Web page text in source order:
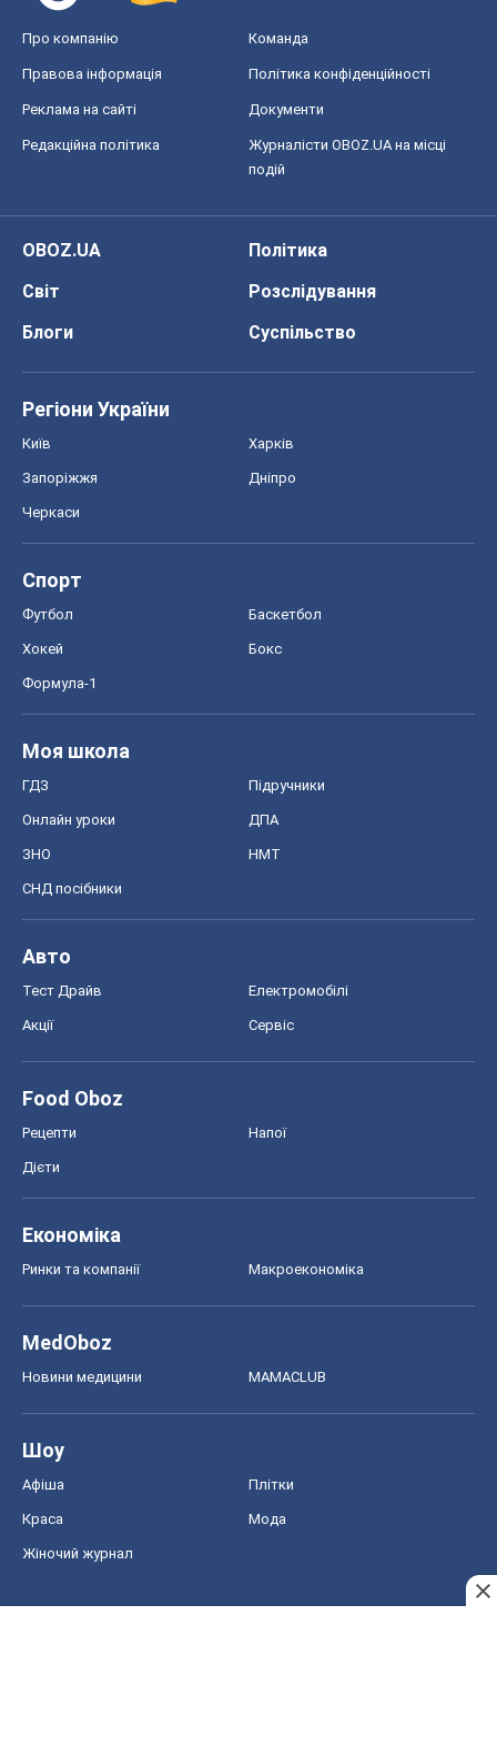
Про компанію Команда
Правова інформація Політика конфіденційності
Реклама на сайті Документи
Редакційна політика
Журналісти OBOZ.UA на місці
подій
OBOZ.UA
Політика
Світ
Розслідування
Блоги
Суспільство
Регіони України
Київ Харків
Запоріжжя Дніпро
Черкаси
Спорт
Футбол Баскетбол
Хокей Бокс
Формула-1
Моя школа
ГДЗ Підручники
Онлайн уроки ДПА
ЗНО НМТ
СНД посібники
Авто
Тест Драйв Електромобілі
Акції Сервіс
Food Oboz
Рецепти Напої
Дієти
Економіка
Ринки та компанії Макроекономіка
MedOboz
Новини медицини MAMACLUB
Шоу
Афіша Плітки
Краса Мода
Жіночий журнал